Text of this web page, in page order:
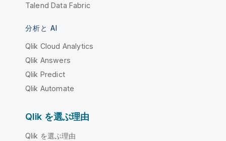
Talend Data Fabric
分析と AI
Qlik Cloud Analytics
Qlik Answers
Qlik Predict
Qlik Automate
Qlik を選ぶ理由
Qlik を選ぶ理由